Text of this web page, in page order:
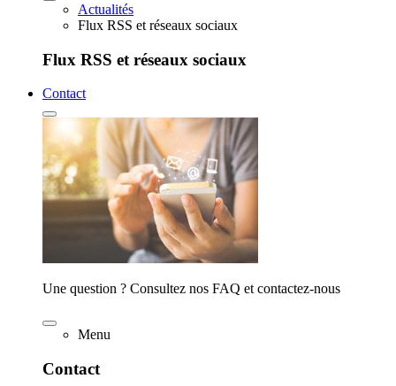
Actualités
Flux RSS et réseaux sociaux
Flux RSS et réseaux sociaux
Contact
Une question ? Consultez nos FAQ et contactez-nous
Menu
Contact